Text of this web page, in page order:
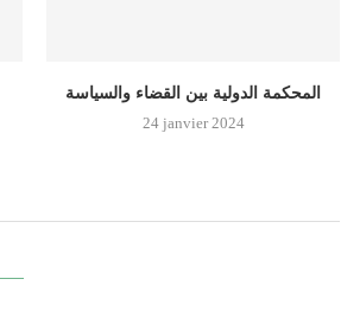
المحكمة الدولية بين القضاء والسياسة
24 janvier 2024